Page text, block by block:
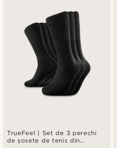
TrueFeel | Set de 3 perechi
de șosete de tenis din